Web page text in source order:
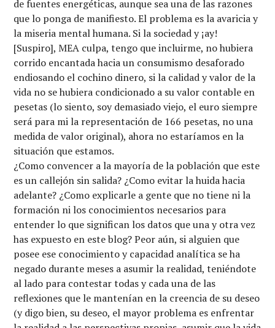
de fuentes energéticas, aunque sea una de las razones
que lo ponga de manifiesto. El problema es la avaricia y
la miseria mental humana. Si la sociedad y ¡ay!
[Suspiro], MEA culpa, tengo que incluirme, no hubiera
corrido encantada hacia un consumismo desaforado
endiosando el cochino dinero, si la calidad y valor de la
vida no se hubiera condicionado a su valor contable en
pesetas (lo siento, soy demasiado viejo, el euro siempre
será para mi la representación de 166 pesetas, no una
medida de valor original), ahora no estaríamos en la
situación que estamos.
¿Como convencer a la mayoría de la población que este
es un callejón sin salida? ¿Como evitar la huida hacia
adelante? ¿Como explicarle a gente que no tiene ni la
formación ni los conocimientos necesarios para
entender lo que significan los datos que una y otra vez
has expuesto en este blog? Peor aún, si alguien que
posee ese conocimiento y capacidad analítica se ha
negado durante meses a asumir la realidad, teniéndote
al lado para contestar todas y cada una de las
reflexiones que le mantenían en la creencia de su deseo
(y digo bien, su deseo, el mayor problema es enfrentar